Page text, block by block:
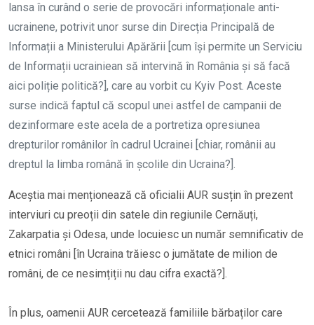
lansa în curând o serie de provocări informaționale anti-
ucrainene, potrivit unor surse din Direcția Principală de
Informații a Ministerului Apărării [cum își permite un Serviciu
de Informații ucrainiean să intervină în România și să facă
aici poliție politică?], care au vorbit cu Kyiv Post. Aceste
surse indică faptul că scopul unei astfel de campanii de
dezinformare este acela de a portretiza opresiunea
drepturilor românilor în cadrul Ucrainei [chiar, românii au
dreptul la limba română în școlile din Ucraina?].
Aceștia mai menționează că oficialii AUR susțin în prezent
interviuri cu preoții din satele din regiunile Cernăuți,
Zakarpatia și Odesa, unde locuiesc un număr semnificativ de
etnici români [în Ucraina trăiesc o jumătate de milion de
români, de ce nesimțiții nu dau cifra exactă?].
În plus, oamenii AUR cercetează familiile bărbaților care